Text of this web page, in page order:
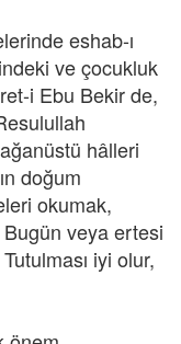
eshab-ı
ve çocukluk
i Ebu Bekir de,
hâlleri
doğum
okumak,
veya ertesi
iyi olur,